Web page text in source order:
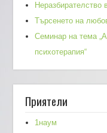
Неразбирателство
Търсенето на
Семинар на тема
психотерапия“
Приятели
1наум